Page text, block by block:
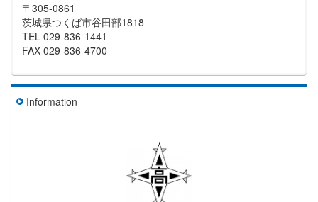
〒305-0861
茨城県つくば市谷田部1818
TEL 029-836-1441
FAX 029-836-4700
Information